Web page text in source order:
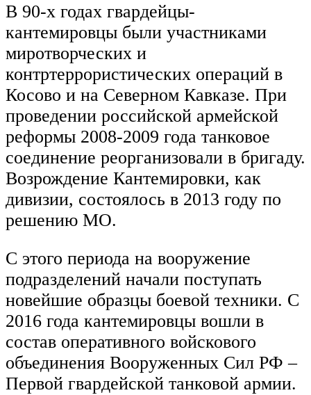
В 90-х годах гвардейцы-
кантемировцы были участниками
миротворческих и
контртеррористических операций в
Косово и на Северном Кавказе. При
проведении российской армейской
реформы 2008-2009 года танковое
соединение реорганизовали в бригаду.
Возрождение Кантемировки, как
дивизии, состоялось в 2013 году по
решению МО.
С этого периода на вооружение
подразделений начали поступать
новейшие образцы боевой техники. С
2016 года кантемировцы вошли в
состав оперативного войскового
объединения Вооруженных Сил РФ –
Первой гвардейской танковой армии.